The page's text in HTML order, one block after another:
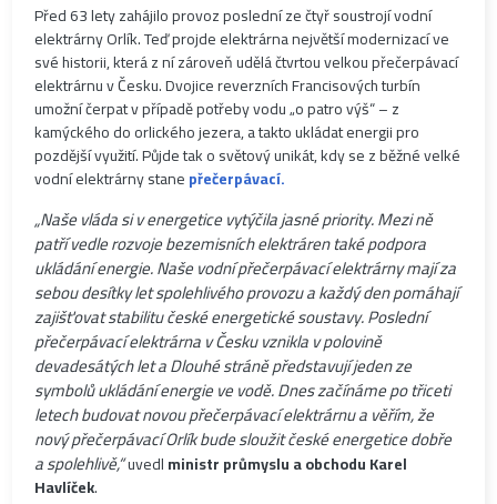
Před 63 lety zahájilo provoz poslední ze čtyř soustrojí vodní
elektrárny Orlík. Teď projde elektrárna největší modernizací ve
své historii, která z ní zároveň udělá čtvrtou velkou přečerpávací
elektrárnu v Česku. Dvojice reverzních Francisových turbín
umožní čerpat v případě potřeby vodu „o patro výš“ – z
kamýckého do orlického jezera, a takto ukládat energii pro
pozdější využití. Půjde tak o světový unikát, kdy se z běžné velké
vodní elektrárny stanepřečerpávací.
„Naše vláda si v energetice vytýčila jasné priority. Mezi ně
patří vedle rozvoje bezemisních elektráren také podpora
ukládání energie. Naše vodní přečerpávací elektrárny mají za
sebou desítky let spolehlivého provozu a každý den pomáhají
zajišťovat stabilitu české energetické soustavy. Poslední
přečerpávací elektrárna v Česku vznikla v polovině
devadesátých let a Dlouhé stráně představují jeden ze
symbolů ukládání energie ve vodě. Dnes začínáme po třiceti
letech budovat novou přečerpávací elektrárnu a věřím, že
nový přečerpávací Orlík bude sloužit české energetice dobře
a spolehlivě,“uvedlministr průmyslu a obchodu Karel
Havlíček.